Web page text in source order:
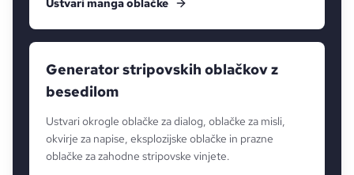
Ustvari manga oblačke
Generator stripovskih oblačkov z
besedilom
Ustvari okrogle oblačke za dialog, oblačke za misli,
okvirje za napise, eksplozijske oblačke in prazne
oblačke za zahodne stripovske vinjete.